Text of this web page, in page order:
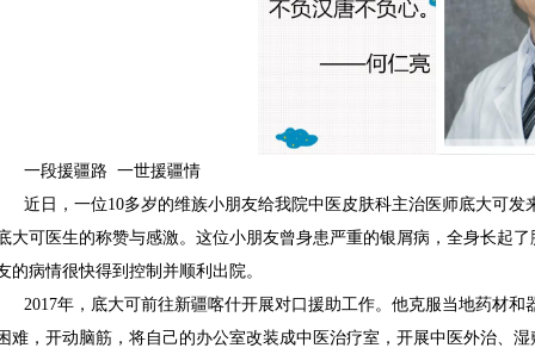
一段援疆路 一世援疆情
近日，一位10多岁的维族小朋友给我院中医皮肤科主治医师底大可
大可医生的称赞与感激。这位小朋友曾身患严重的银屑病，全身长起
的病情很快得到控制并顺利出院。
2017年，底大可前往新疆喀什开展对口援助工作。他克服当地药材
难，开动脑筋，将自己的办公室改装成中医治疗室，开展中医外治、